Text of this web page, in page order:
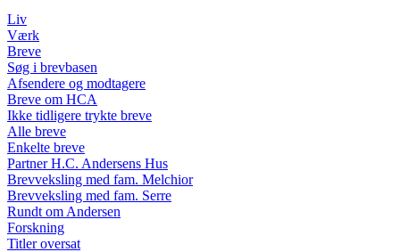
Liv
Værk
Breve
Søg i brevbasen
Afsendere og modtagere
Breve om HCA
Ikke tidligere trykte breve
Alle breve
Enkelte breve
Partner H.C. Andersens Hus
Brevveksling med fam. Melchior
Brevveksling med fam. Serre
Rundt om Andersen
Forskning
Titler oversat